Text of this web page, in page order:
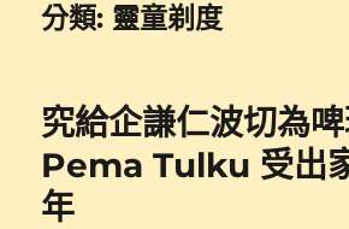
分類: 靈童剃度
究給企謙仁波切為
Pema Tulku 受出
年